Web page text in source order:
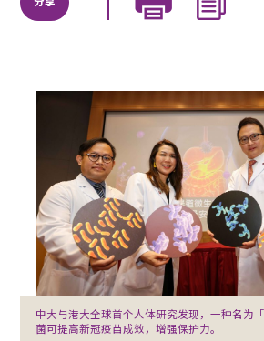
中大与港大全球首个人体研究发现，一种名为
菌可提高新冠疫苗成效，增强保护力。